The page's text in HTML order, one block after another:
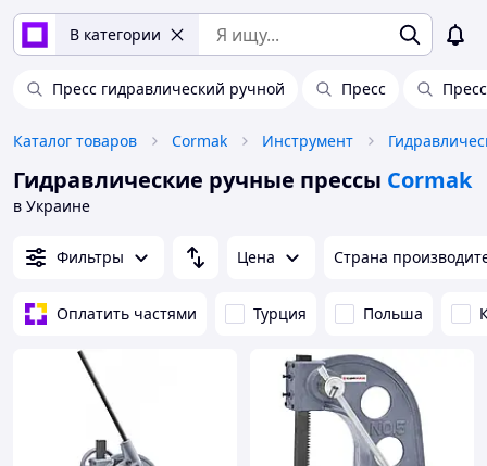
В категории
Пресс гидравлический ручной Пресс
Каталог товаров Cormak Инструмент
Гидравлические ручные прессы Cormak
в Украине
Фильтры Цена Страна
Оплатить частями Турция Польша